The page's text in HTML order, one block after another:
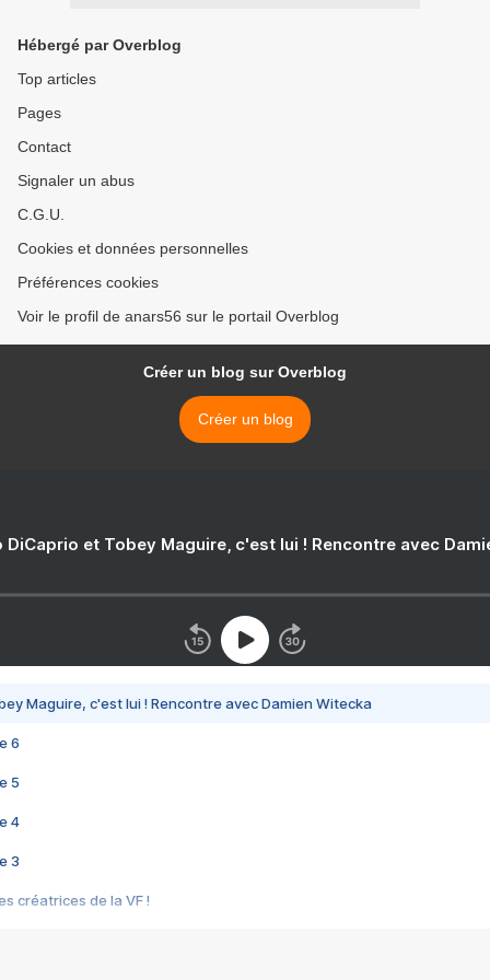
Hébergé par Overblog
Top articles
Pages
Contact
Signaler un abus
C.G.U.
Cookies et données personnelles
Préférences cookies
Voir le profil de anars56 sur le portail Overblog
Créer un blog sur Overblog
Créer un blog
DiCaprio et Tobey Maguire, c'est lui ! Rencontre avec
Maguire, c'est lui ! Rencontre avec Damien Witecka
6
5
4
3
créatrices de la VF !